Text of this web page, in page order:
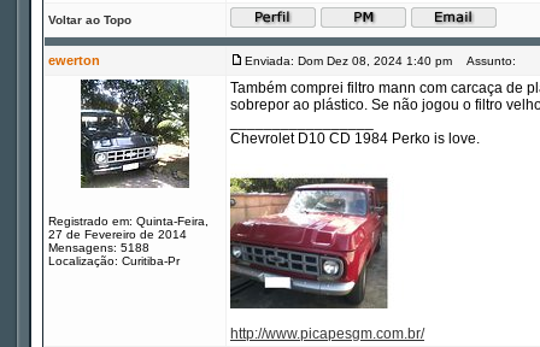
Voltar ao Topo
ewerton Enviada: Dom Dez 08, 2024 1:40 pm Assunto:
Registrado em: Quinta-Feira,
27 de Fevereiro de 2014
Mensagens: 5188
Localização: Curitiba-Pr
Também comprei filtro mann com carcaça de
sobrepor ao plástico. Se não jogou o filtro
Chevrolet D10 CD 1984 Perko is love.
http://www.picapesgm.com.br/